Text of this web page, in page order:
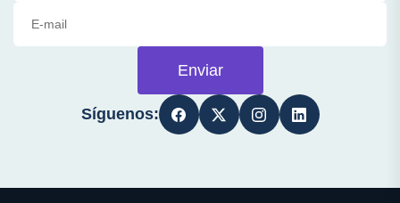
Enviar
Síguenos: